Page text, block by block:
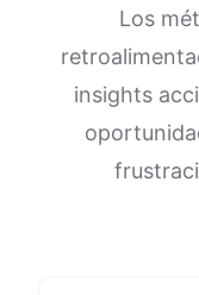
Los
insights